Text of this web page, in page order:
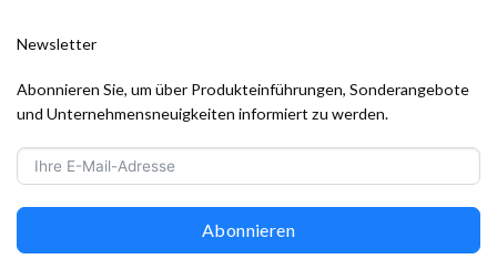
Newsletter
Abonnieren Sie, um über Produkteinführungen, Sonderangebote
und Unternehmensneuigkeiten informiert zu werden.
Abonnieren